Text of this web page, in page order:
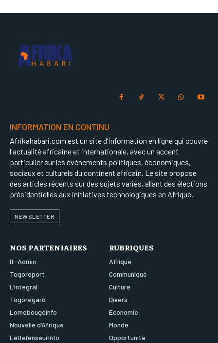
INFORMATION EN CONTINU
Afrikahabari.com est un site d'information en ligne qui couvre
l'actualité africaine et internationale, avec un accent
particulier sur les événements politiques, économiques,
sociaux et culturels du continent africain. Le site propose
des articles récents sur des sujets variés, allant des élections
présidentielles aux initiatives technologiques en Afrique.
NEWSLETTER
NOS PARTENIAIRES
It-Admin
Togoreport
L’integral
Togoregard
Lomebougeinfo
Nouvelle d’Afrique
LeDefenseurInfo
RUBRIQUES
Afrique
Communiqué
Culture
Divers
Economie
Monde
Opportunité